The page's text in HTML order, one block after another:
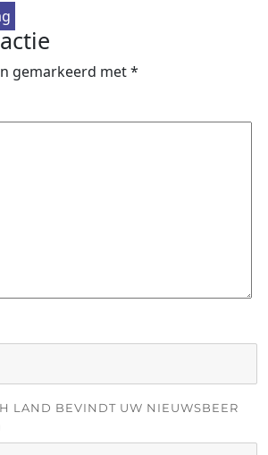
gemarkeerd met*
LAND BEVINDT UW NIEUWSBEER